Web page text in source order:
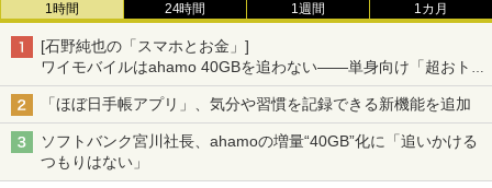
1時間 24時間 1週間 1カ月
[石野純也の「スマホとお金」]
ワイモバイルはahamo 40GBを追わない――単身向け「超おトク
割」の安さと1年限定の注意点
「ほぼ日手帳アプリ」、気分や習慣を記録できる新機能を追加
ソフトバンク宮川社長、ahamoの増量“40GB”化に「追いかける
つもりはない」